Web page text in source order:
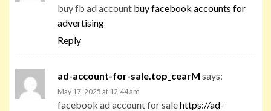
buy fb ad account buy facebook accounts for
advertising
Reply
ad-account-for-sale.top_cearM says:
May 17, 2025 at 12:44 am
facebook ad account for salehttps://ad-